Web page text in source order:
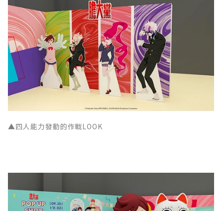
▲四人能力發動的作戰LOOK